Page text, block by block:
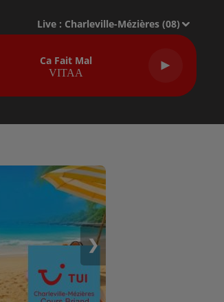
Live : Charleville-Mézières (08)
Ca Fait Mal
VITAA
❯